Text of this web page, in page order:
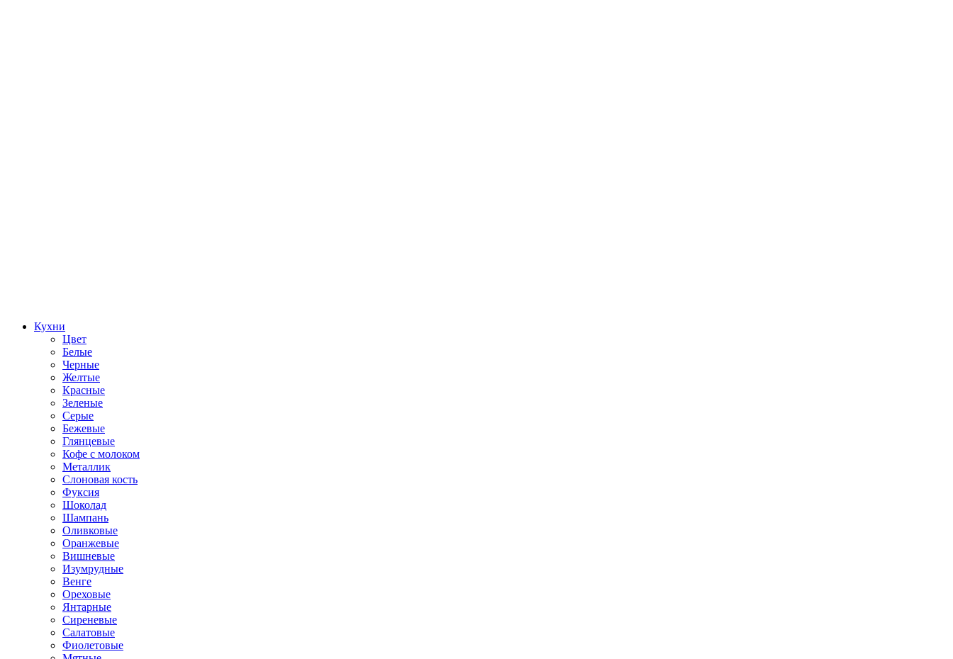
Кухни
Цвет
Белые
Черные
Желтые
Красные
Зеленые
Серые
Бежевые
Глянцевые
Кофе с молоком
Металлик
Слоновая кость
Фуксия
Шоколад
Шампань
Оливковые
Оранжевые
Вишневые
Изумрудные
Венге
Ореховые
Янтарные
Сиреневые
Салатовые
Фиолетовые